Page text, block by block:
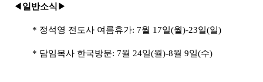
◀ 일반소식 ▶
* 정석영 전도사 여름휴가: 7월 17일(월)-23일(일)
* 담임목사 한국방문: 7월 24일(월)-8월 9일(수)